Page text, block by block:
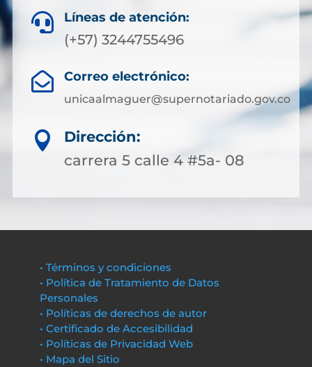
 Líneas de atención:
(+57) 3244755496
 Correo electrónico:
unicaalmaguer@supernotariado.gov.co

Dirección:
carrera 5 calle 4 #5a- 08
• Términos y condiciones
• Política de Tratamiento de Datos
Personales
• Políticas de derechos de autor
• Certificado de Accesibilidad
• Políticas de Privacidad Web
• Mapa del Sitio